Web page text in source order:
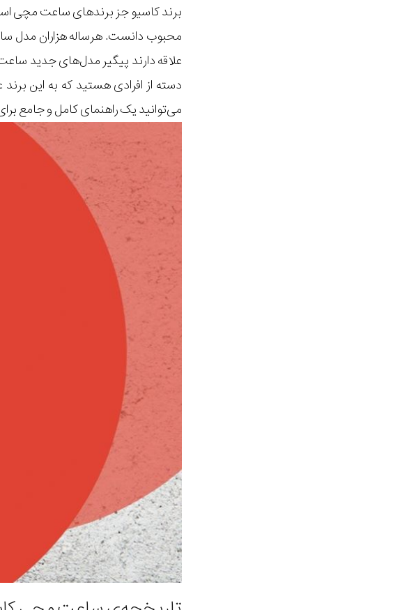
برند کاسیو جز برندهای ساعت مچی
محبوب دانست. هرساله هزاران
علاقه دارند پیگیر مدل‌های جدید
دسته از افرادی هستید که به این
می‌توانید یک راهنمای کامل و جامع